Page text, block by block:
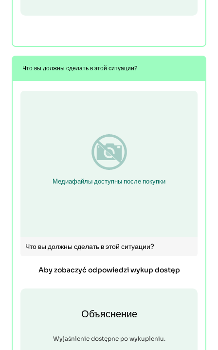
Что вы должны сделать в этой ситуации?
Медиафайлы доступны после покупки
Что вы должны сделать в этой ситуации?
Aby zobaczyć odpowiedzi wykup dostęp
Объяснение
Wyjaśnienie dostępne po wykupieniu.